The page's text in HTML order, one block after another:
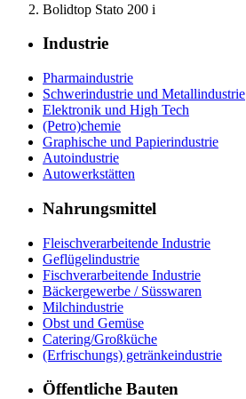
Bolidtop Stato 200 i
Industrie
Pharmaindustrie
Schwerindustrie und Metallindustrie
Elektronik und High Tech
(Petro)chemie
Graphische und Papierindustrie
Autoindustrie
Autowerkstätten
Nahrungsmittel
Fleischverarbeitende Industrie
Geflügelindustrie
Fischverarbeitende Industrie
Bäckergewerbe / Süsswaren
Milchindustrie
Obst und Gemüse
Catering/Großküche
(Erfrischungs) getränkeindustrie
Öffentliche Bauten